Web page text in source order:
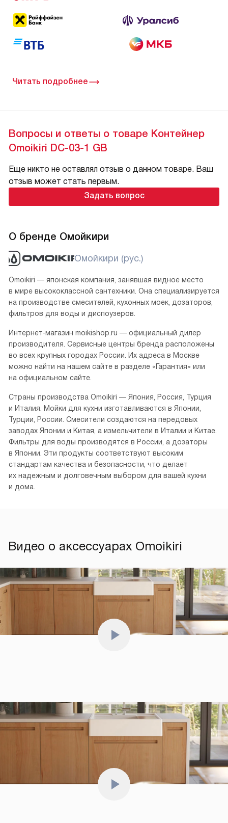
Читать подробнее
Вопросы и ответы о товаре Контейнер
Omoikiri DC-03-1 GB
Еще никто не оставлял отзыв о данном товаре. Ваш
отзыв может стать первым.
Задать вопрос
О бренде Омойкири
Омойкири (рус.)
Omoikiri — японская компания, занявшая видное место
в мире высококлассной сантехники. Она специализируется
на производстве смесителей, кухонных моек, дозаторов,
фильтров для воды и диспоузеров.
Интернет-магазин moikishop.ru — официальный дилер
производителя. Сервисные центры бренда расположены
во всех крупных городах России. Их адреса в Москве
можно найти на нашем сайте в разделе «Гарантия» или
на официальном сайте.
Страны производства Omoikiri — Япония, Россия, Турция
и Италия. Мойки для кухни изготавливаются в Японии,
Турции, России. Смесители создаются на передовых
заводах Японии и Китая, а измельчители в Италии и Китае.
Фильтры для воды производятся в России, а дозаторы
в Японии. Эти продукты соответствуют высоким
стандартам качества и безопасности, что делает
их надежным и долговечным выбором для вашей кухни
и дома.
Видео о аксессуарах Omoikiri